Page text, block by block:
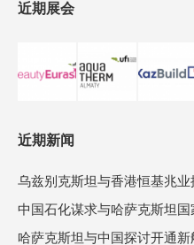
近期展会
近期新闻
乌兹别克斯坦与香港恒基兆
中国石化谋求与哈萨克斯坦
哈萨克斯坦与中国探讨开通